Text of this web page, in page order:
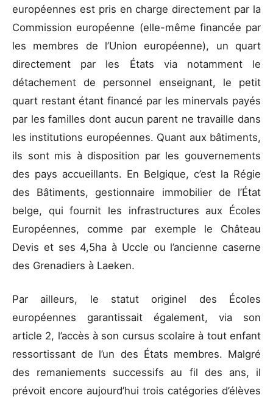
européennes est pris en charge directement par la
Commission européenne (elle-même financée par
les membres de l’Union européenne), un quart
directement par les États via notamment le
détachement de personnel enseignant, le petit
quart restant étant financé par les minervals payés
par les familles dont aucun parent ne travaille dans
les institutions européennes. Quant aux bâtiments,
ils sont mis à disposition par les gouvernements
des pays accueillants. En Belgique, c’est la Régie
des Bâtiments, gestionnaire immobilier de l’État
belge, qui fournit les infrastructures aux Écoles
Européennes, comme par exemple le Château
Devis et ses 4,5ha à Uccle ou l’ancienne caserne
des Grenadiers à Laeken.
Par ailleurs, le statut originel des Écoles
européennes garantissait également, via son
article 2, l’accès à son cursus scolaire à tout enfant
ressortissant de l’un des États membres. Malgré
des remaniements successifs au fil des ans, il
prévoit encore aujourd’hui trois catégories d’élèves